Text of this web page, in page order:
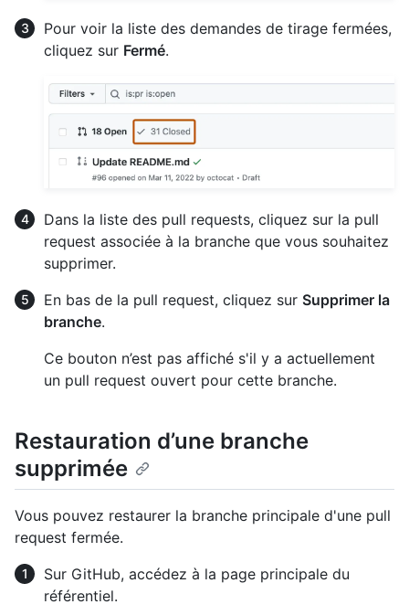
Pour voir la liste des demandes de tirage fermées,
cliquez sur Fermé.
Dans la liste des pull requests, cliquez sur la pull
request associée à la branche que vous souhaitez
supprimer.
En bas de la pull request, cliquez sur Supprimer la
branche.
Ce bouton n’est pas affiché s'il y a actuellement
un pull request ouvert pour cette branche.
Restauration d’une branche
supprimée
Vous pouvez restaurer la branche principale d'une pull
request fermée.
Sur GitHub, accédez à la page principale du
référentiel.